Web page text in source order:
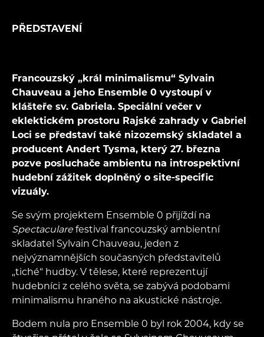
PŘEDSTAVENÍ
Francouzský „král minimalismu“ Sylvain
Chauveau a jeho Ensemble 0 vystoupí v
klášteře sv. Gabriela. Speciální večer v
eklektickém prostoru Rajské zahrady v Gabriel
Loci se představí také nizozemský skladatel a
producent Andert Tysma, který 27. března
pozve posluchače ambientu na introspektivní
hudební zážitek doplněný o site-specific
vizuály.
Se svým projektem Ensemble 0 přijíždí na
Spectaculare festival francouzský ambientní
skladatel Sylvain Chauveau, jeden z
nejvýznamnějších současných představitelů
„tiché“ hudby. V tělese, které reprezentují
hudebníci z celého světa, se zabývá podobami
minimalismu hraného na akustické nástroje.
Bodem nula pro Ensemble 0 byl rok 2004, kdy se